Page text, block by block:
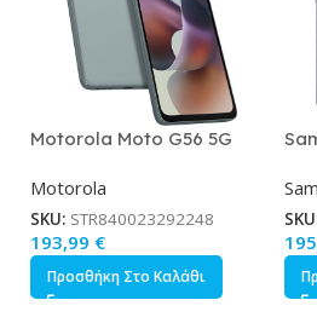
Motorola Moto G56 5G
Motorola
SKU: STR840023292248
193,99 €
Προσθήκη Στο Καλάθι